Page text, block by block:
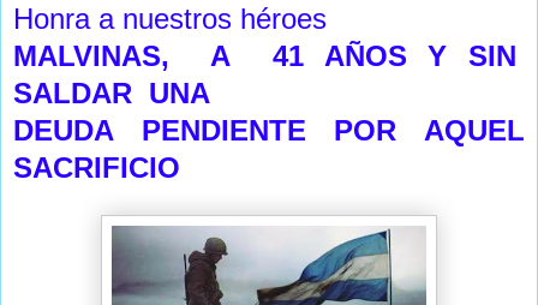
Honra a nuestros héroes
MALVINAS,
A
41 AÑOS Y SIN
SALDAR UNA
DEUDA PENDIENTE POR AQUEL
SACRIFICIO